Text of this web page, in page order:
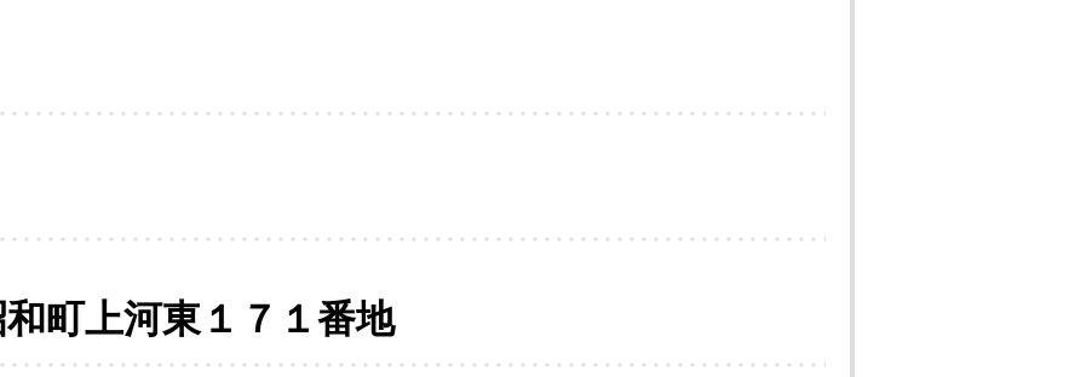
町上河東１７１番地